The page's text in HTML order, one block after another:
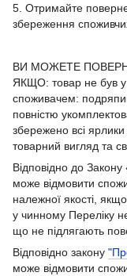
5. Отримайте
збереження
ВИ МОЖЕТЕ
ЯКЩО: товар не був у
споживачем:
повністю
збережено всі
товарний вигляд та
Відповідно до
може відмовити
належної якості,
у чинному Переліку
що не підлягають
Відповідно закону
може відмовити